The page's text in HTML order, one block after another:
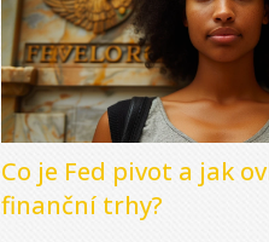
Co je Fed pivot a jak
finanční trhy?